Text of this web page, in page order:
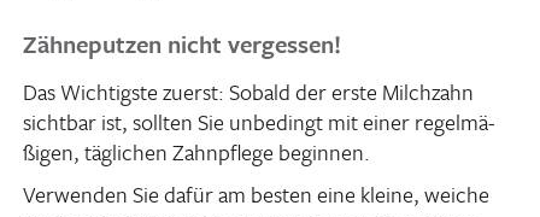
Zähneputzen nicht vergessen!
Das Wich­tigste zuerst: Sobald der erste Milch­zahn
sichtbar ist, sollten Sie unbe­dingt mit einer regel­mä­
ßigen, tägli­chen Zahn­pflege beginnen.
Verwenden Sie dafür am besten eine kleine, weiche